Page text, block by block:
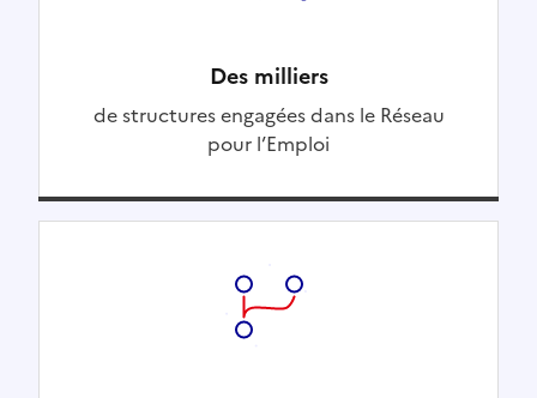
Des milliers
de structures engagées dans le Réseau
pour l’Emploi